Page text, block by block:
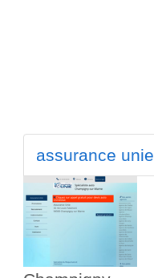
assurance unie